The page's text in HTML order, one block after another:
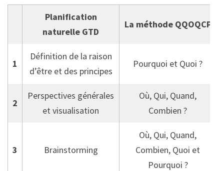
Planification
naturelle GTD
La méthode QQOQCP
1
Définition de la raison
d’être et des principes
Pourquoi et Quoi ?
2
Perspectives générales
et visualisation
Où, Qui, Quand,
Combien ?
3 Brainstorming
Où, Qui, Quand,
Combien, Quoi et
Pourquoi ?